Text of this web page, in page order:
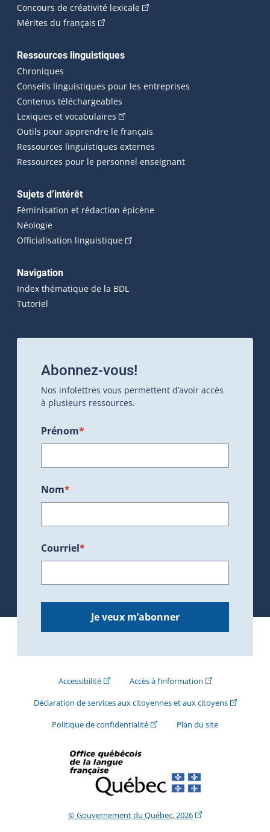
Concours de créativité lexicale(Cet hyperlien externe
Mérites du français (Cet hyperlien externe s'ouvrira dans une
Ressources linguistiques
Chroniques
Conseils linguistiques pour les entreprises
Contenus téléchargeables
Lexiques et vocabulaires (Cet hyperlien externe s'ouvrira
Outils pour apprendre le français
Ressources linguistiques externes
Ressources pour le personnel enseignant
Sujets d’intérêt
Féminisation et rédaction épicène
Néologie
Officialisation linguistique(Cet hyperlien externe s'ouvrira
Navigation
Index thématique de la BDL
Tutoriel
Abonnez-vous!
Nos infolettres vous permettent d’avoir accès
à plusieurs ressources.
Prénom*
Nom*
Courriel*
Je veux m’abonner
Accessibilité(Cet hyperlien externe s'ouvrira dans une
Accès à l’information(Cet hyperlien
Déclaration de services aux citoyennes et aux citoyens(Cet
Politique de confidentialité(Cet hyperlien externe s'ouvrira
Plan du site
© Gouvernement du Québec, 2026(Cet hyperlien